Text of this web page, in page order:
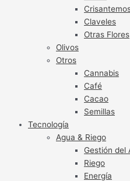
Claveles
Otras Flores
Olivos
Otros
Cannabis
Café
Cacao
Semillas
Tecnología
Agua & Riego
Gestión del
Riego
Energía